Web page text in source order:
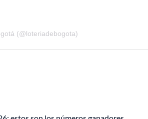
(@loteriadebogota)